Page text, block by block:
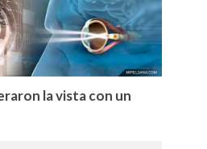
la vista con un